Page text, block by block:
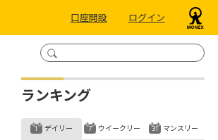
口座開設 ログイン
ランキング
デイリー ウイークリー マンスリー